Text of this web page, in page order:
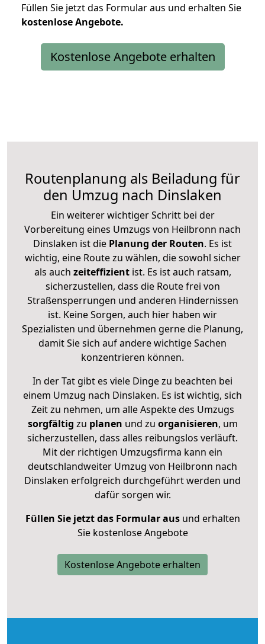
Füllen Sie jetzt das Formular aus und erhalten Sie
kostenloseAngebote.
Kostenlose Angebote erhalten
Routenplanung als Beiladung für
den Umzug nach Dinslaken
Ein weiterer wichtiger Schritt bei der
Vorbereitung eines Umzugs von Heilbronn nach
Dinslaken ist die Planung der Routen. Es ist
wichtig, eine Route zu wählen, die sowohl sicher
als auch zeiteffizientist. Es ist auch ratsam,
sicherzustellen, dass die Route frei von
Straßensperrungen und anderen Hindernissen
ist. Keine Sorgen, auch hier haben wir
Spezialisten und übernehmen gerne die Planung,
damit Sie sich auf andere wichtige Sachen
konzentrieren können.
In der Tat gibt es viele Dinge zu beachten bei
einem Umzug nach Dinslaken. Es ist wichtig, sich
Zeit zu nehmen, um alle Aspekte des Umzugs
sorgfältig zu planen und zu organisieren, um
sicherzustellen, dass alles reibungslos verläuft.
Mit der richtigen Umzugsfirma kann ein
deutschlandweiter Umzug von Heilbronn nach
Dinslaken erfolgreich durchgeführt werden und
dafür sorgen wir.
Füllen Sie jetzt das Formular ausund erhalten
Sie kostenlose Angebote
Kostenlose Angebote erhalten